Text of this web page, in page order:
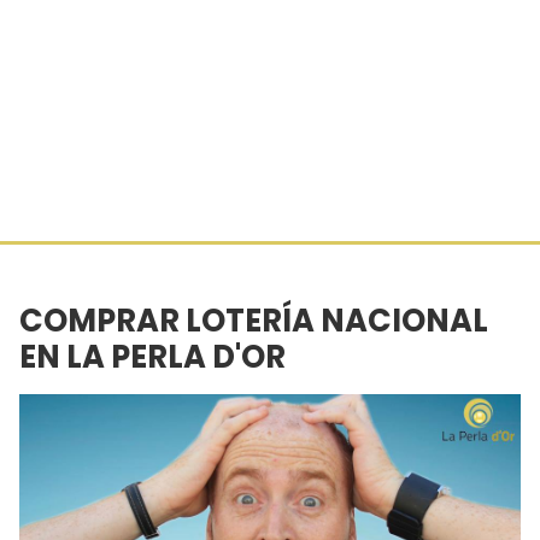
COMPRAR LOTERÍA NACIONAL
EN LA PERLA D'OR